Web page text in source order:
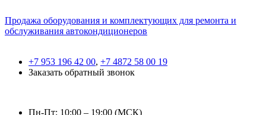
Продажа оборудования и комплектующих для ремонта и
обслуживания автокондиционеров
+7 953 196 42 00, +7 4872 58 00 19
Заказать обратный звонок
Пн-Пт: 10:00 – 19:00 (МСК)